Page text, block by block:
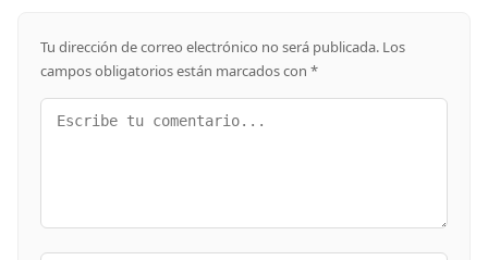
Tu dirección de correo electrónico no será publicada. Los
campos obligatorios están marcados con *